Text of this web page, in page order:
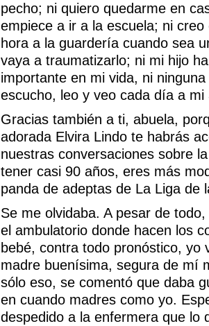
pecho; ni quiero quedarme en
empiece a ir a la escuela; ni
hora a la guardería cuando sea
vaya a traumatizarlo; ni mi hijo
importante en mi vida, ni
escucho, leo y veo cada día a mi
Gracias también a ti, abuela,
adorada Elvira Lindo te habrás
nuestras conversaciones sobre
tener casi 90 años, eres más
panda de adeptas de La Liga de
Se me olvidaba. A pesar de
el ambulatorio donde hacen los
bebé, contra todo pronóstico, yo
madre buenísima, segura de mí
sólo eso, se comentó que daba
en cuando madres como yo.
despedido a la enfermera que lo